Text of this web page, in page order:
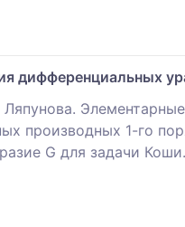
дифференциальных
производных 1-го
G для задачи